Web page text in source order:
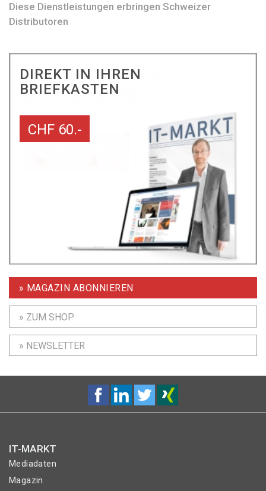
Diese Dienstleistungen erbringen Schweizer
Distributoren
DIREKT IN IHREN
BRIEFKASTEN
CHF 60.-
» MAGAZIN ABONNIEREN
» ZUM SHOP
» NEWSLETTER
IT-MARKT
Mediadaten
Magazin